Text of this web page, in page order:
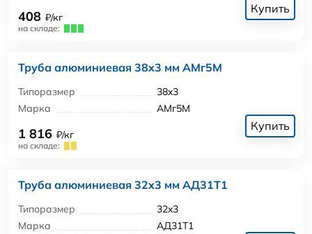
408 ₽/кг
на складе:
Купить
Труба алюминиевая 38x3 мм АМг5М
Типоразмер
38x3
Марка
АМг5М
1 816 ₽/кг
на складе:
Купить
Труба алюминиевая 32x3 мм АД31Т1
Типоразмер
32x3
Марка
АД31Т1